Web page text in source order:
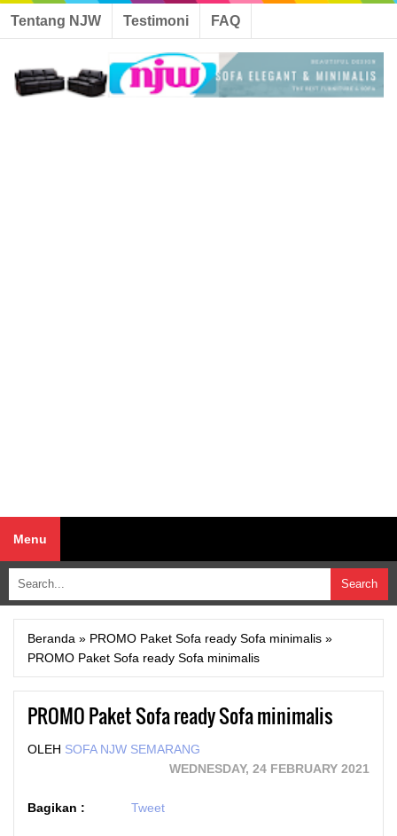
Tentang NJW Testimoni FAQ
Menu
Beranda » PROMO Paket Sofa ready Sofa minimalis »
PROMO Paket Sofa ready Sofa minimalis
PROMO Paket Sofa ready Sofa minimalis
OLEH SOFA NJW SEMARANG
WEDNESDAY, 24 FEBRUARY 2021
Bagikan : Tweet